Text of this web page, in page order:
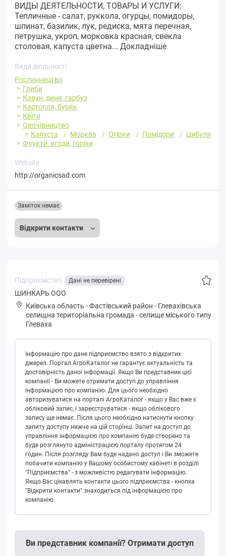
ВИДЫ ДЕЯТЕЛЬНОСТИ, ТОВАРЫ И УСЛУГИ:
Тепличные - салат, руккола, огурцы, помидоры,
шпинат, базилик, лук, редиска, мята перечная,
петрушка, укроп, морковка красная, свекла
столовая, капуста цветна... Докладніше
Види діяльності
Рослинництво
Гриби
Кавун, диня, гарбуз
Картопля, буряк
Квіти
Овочівництво
Капуста
Морква Огірки Помідори
Цибуля
Фрукти, ягоди, горіхи
Website
http://organicsad.com
Відкрити контакти
Заміток немає
Підприємство: Дані не перевірені
ШИНКАРЬ ООО
Київська область -Фастівський район - Глeвaхівськa
селищна територіальна громада -селище міського типу
Глеваха
Інформацію про дане підприємство взято з відкритих
джерел. Портал АгроКаталог не гарантує актуальність та
достовірність даної інформації. Якщо Ви представник цієї
компанії - Ви можете отримати доступ до управління
інформацією про компанію. Для цього необхідно
авторизуватися на порталі АгроКаталог - якщо у Вас вже є
обліковий запис, і зареєструватися - якщо облікового
запису ще немає. Після цього необхідно натиснути кнопку
запиту доступу нижче на цій сторінці. Запит на доступ до
управління інформацією про компанію буде створено та
буде розглянуто адміністрацією порталу протягом 24
годин. Після розгляду Вам буде надано доступ і Ви зможете
побачити компанію у Вашому особистому кабінеті в розділі
"Підприємства" - з можливістю редагувати інформацію.
Якщо Вас цікавлять контакти цього підприємства - кнопка
"Відкрити контакти" знаходиться під інформацією про
компанію.
Ви представник компанії? Отримати доступ